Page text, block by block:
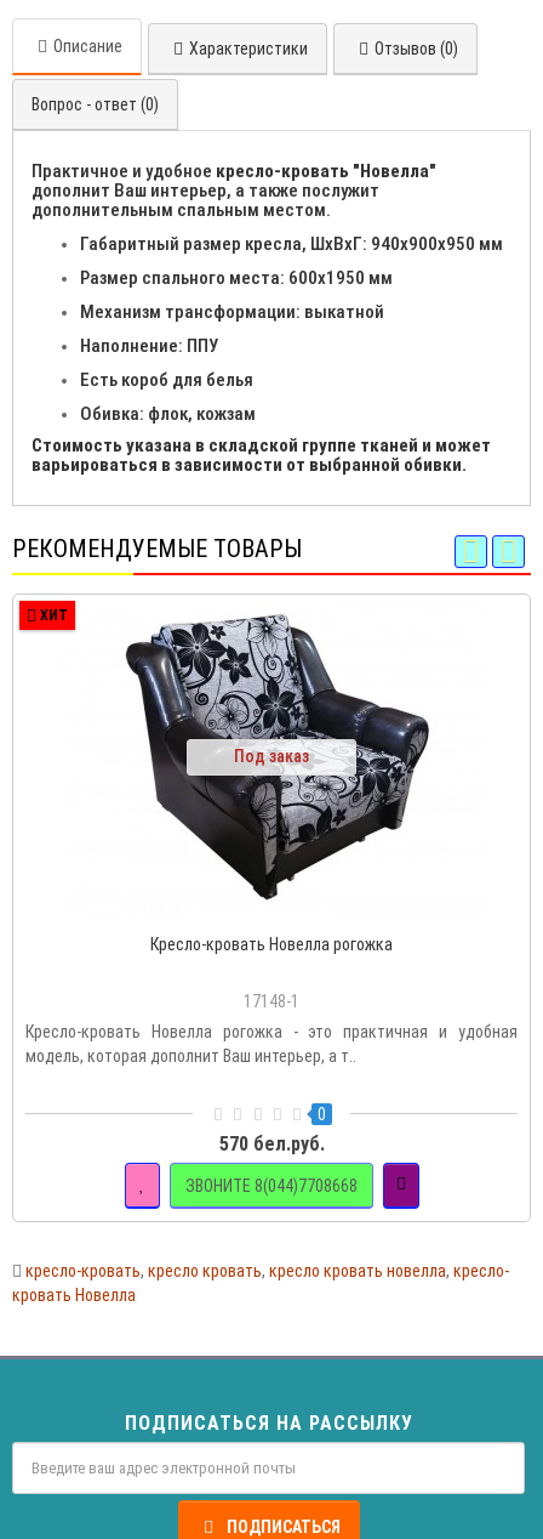
Описание Характеристики Отзывов (0)
Вопрос - ответ (0)
Практичное и удобное кресло-кровать "Новелла"
дополнит Ваш интерьер, а также послужит
дополнительным спальным местом.
Габаритный размер кресла, ШхВхГ: 940х900х950 мм
Размер спального места: 600х1950 мм
Механизм трансформации: выкатной
Наполнение: ППУ
Есть короб для белья
Обивка: флок, кожзам
Стоимость указана в складской группе тканей и может
варьироваться в зависимости от выбранной обивки.
РЕКОМЕНДУЕМЫЕ ТОВАРЫ
ХИТ
Под заказ
Кресло-кровать Новелла рогожка
17148-1
Кресло-кровать Новелла рогожка - это практичная и удобная
модель, которая дополнит Ваш интерьер, а т..
0
570 бел.руб.
ЗВОНИТЕ 8(044)7708668
кресло-кровать, кресло кровать, кресло кровать новелла, кресло-
кровать Новелла
ПОДПИСАТЬСЯ НА РАССЫЛКУ
ПОДПИСАТЬСЯ